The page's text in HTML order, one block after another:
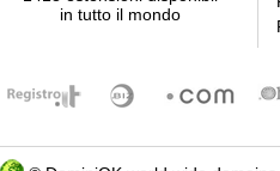
in tutto il mondo